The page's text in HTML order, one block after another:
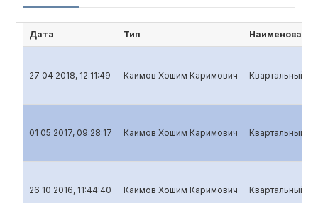
Дата Тип
27 04 2018, 12:11:49 Каимов Хошим Каримович Квартальный
01 05 2017, 09:28:17 Каимов Хошим Каримович Квартальный
26 10 2016, 11:44:40 Каимов Хошим Каримович Квартальный